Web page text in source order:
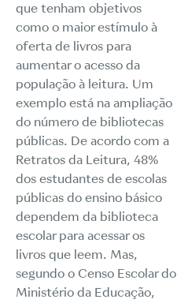
que tenham objetivos
como o maior estímulo à
oferta de livros para
aumentar o acesso da
população à leitura. Um
exemplo está na ampliação
do número de bibliotecas
públicas. De acordo com a
Retratos da Leitura, 48%
dos estudantes de escolas
públicas do ensino básico
dependem da biblioteca
escolar para acessar os
livros que leem. Mas,
segundo o Censo Escolar do
Ministério da Educação,